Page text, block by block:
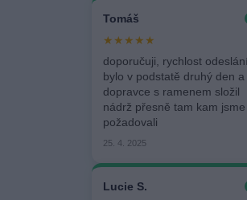
Tomáš
★★★★★
doporučuji, rychlost
bylo v podstatě druhý den a
dopravce s ramenem složil
nádrž přesně tam kam jsme
požadovali
25. 4. 2025
Lucie S.